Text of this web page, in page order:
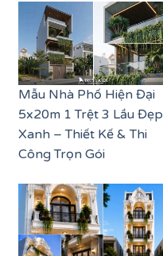
Mẫu Nhà Phố Hiện Đại
5x20m 1 Trệt 3 Lầu Đẹp
Xanh – Thiết Kế & Thi
Công Trọn Gói